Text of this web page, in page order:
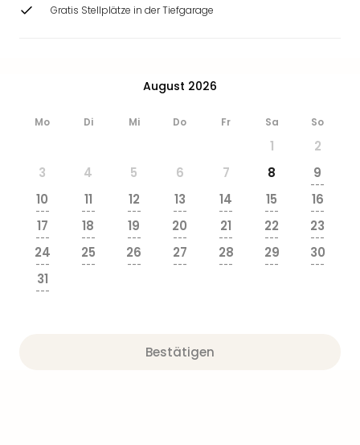
Gratis Stellplätze in der Tiefgarage
August 2026
Mo Di Mi Do Fr Sa So
1
2
3
4 5 6 7 8 9
---
10
---
11
---
12
---
13
---
14
---
15
---
16
---
17
---
18
---
19
---
20
---
21
---
22
---
23
---
24
---
25
---
26
---
27
---
28
---
29
---
30
---
31
---
Bestätigen